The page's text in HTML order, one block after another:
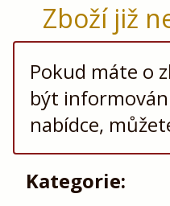
Zboží již
Pokud máte o
být
nabídce,
Kategorie: